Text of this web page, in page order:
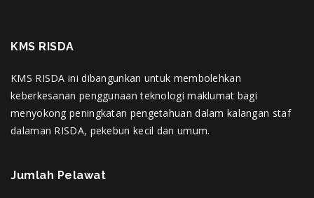
KMS RISDA
KMS RISDA ini dibangunkan untuk membolehkan
keberkesanan penggunaan teknologi maklumat bagi
menyokong peningkatan pengetahuan dalam kalangan staf
dalaman RISDA, pekebun kecil dan umum.
Jumlah Pelawat